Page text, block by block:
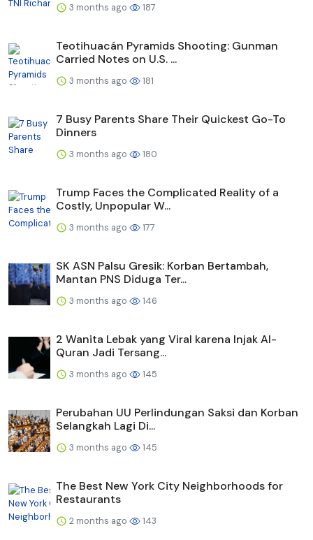
3 months ago 187
Teotihuacán Pyramids Shooting: Gunman
Carried Notes on U.S. ...
3 months ago 181
7 Busy Parents Share Their Quickest Go-To
Dinners
3 months ago 180
Trump Faces the Complicated Reality of a
Costly, Unpopular W...
3 months ago 177
SK ASN Palsu Gresik: Korban Bertambah,
Mantan PNS Diduga Ter...
3 months ago 146
2 Wanita Lebak yang Viral karena Injak Al-
Quran Jadi Tersang...
3 months ago 145
Perubahan UU Perlindungan Saksi dan Korban
Selangkah Lagi Di...
3 months ago 145
The Best New York City Neighborhoods for
Restaurants
2 months ago 143